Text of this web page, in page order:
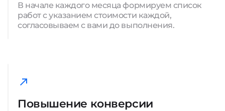
В начале каждого месяца формируем список
работ с указанием стоимости каждой,
согласовываем с вами до выполнения.
Повышение конверсии